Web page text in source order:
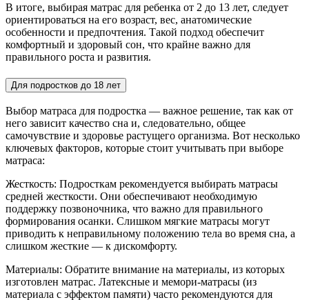
В итоге, выбирая матрас для ребенка от 2 до 13 лет, следует
ориентироваться на его возраст, вес, анатомические
особенности и предпочтения. Такой подход обеспечит
комфортный и здоровый сон, что крайне важно для
правильного роста и развития.
Для подростков до 18 лет
Выбор матраса для подростка — важное решение, так как от
него зависит качество сна и, следовательно, общее
самочувствие и здоровье растущего организма. Вот несколько
ключевых факторов, которые стоит учитывать при выборе
матраса:
Жесткость: Подросткам рекомендуется выбирать матрасы
средней жесткости. Они обеспечивают необходимую
поддержку позвоночника, что важно для правильного
формирования осанки. Слишком мягкие матрасы могут
приводить к неправильному положению тела во время сна, а
слишком жесткие — к дискомфорту.
Материалы: Обратите внимание на материалы, из которых
изготовлен матрас. Латексные и мемори-матрасы (из
материала с эффектом памяти) часто рекомендуются для